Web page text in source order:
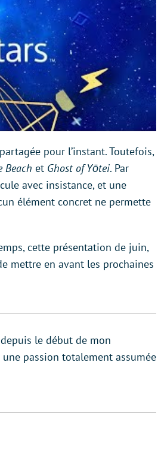
pour l’instant. Toutefois,
Beach et Ghost of Yōtei. Par
avec insistance, et une
élément concret ne permette
cette présentation de juin,
mettre en avant les prochaines
le début de mon
passion totalement assumée